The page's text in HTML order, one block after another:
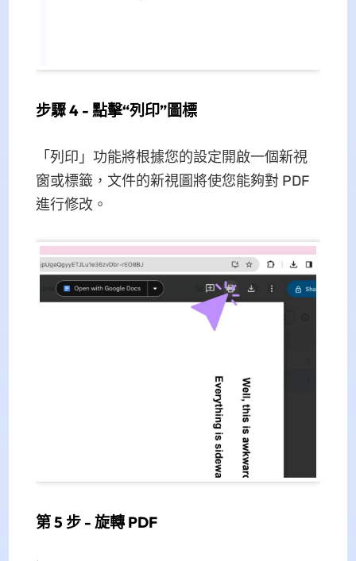
步驟 4 - 點擊“列印”圖標
「列印」功能將根據您的設定開啟一個新視
窗或標籤，文件的新視圖將使您能夠對 PDF
進行修改。
第 5 步 - 旋轉 PDF